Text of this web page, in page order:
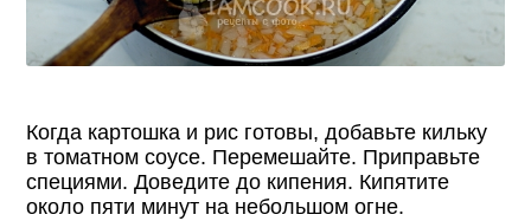
Когда картошка и рис готовы, добавьте кильку
в томатном соусе. Перемешайте. Приправьте
специями. Доведите до кипения. Кипятите
около пяти минут на небольшом огне.